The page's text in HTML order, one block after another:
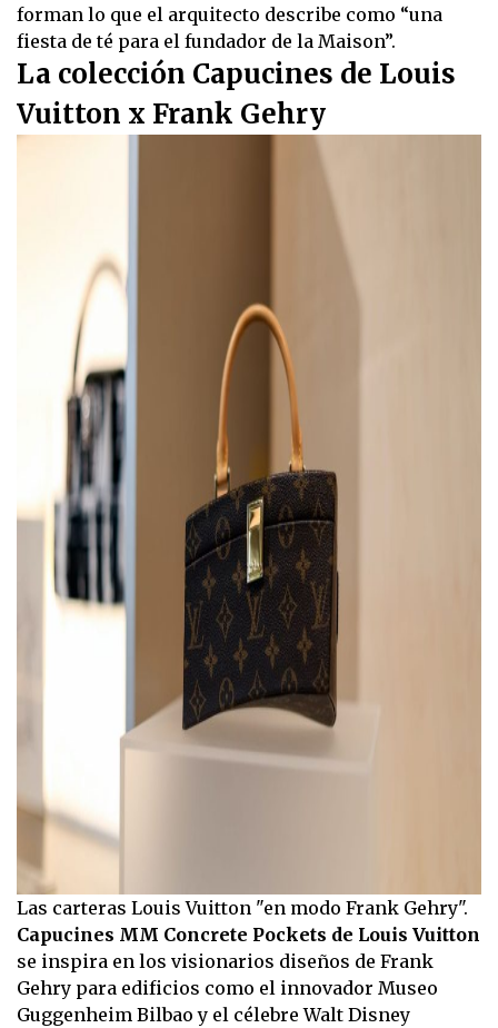
forman lo que el arquitecto describe como “una
fiesta de té para el fundador de la Maison”.
La colección Capucines de Louis
Vuitton x Frank Gehry
Las carteras Louis Vuitton "en modo Frank Gehry".
Capucines MM Concrete Pockets de Louis Vuitton
se inspira en los visionarios diseños de Frank
Gehry para edificios como el innovador Museo
Guggenheim Bilbao y el célebre Walt Disney